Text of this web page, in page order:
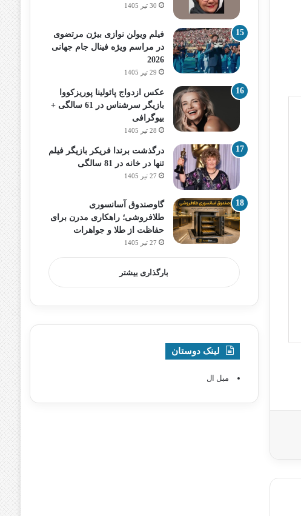
30 تیر 1405
فیلم ویولن نوازی بیژن مرتضوی
در مراسم ویژه فینال جام جهانی
2026
29 تیر 1405
عکس ازدواج پائولینا پوریزکووا
بازیگر سرشناس در 61 سالگی +
بیوگرافی
28 تیر 1405
درگذشت برندا فریکر بازیگر فیلم
تنها در خانه در 81 سالگی
27 تیر 1405
گاوصندوق آسانسوری
طلافروشی؛ راهکاری مدرن برای
حفاظت از طلا و جواهرات
27 تیر 1405
بارگذاری بیشتر
لینک دوستان
مبل ال